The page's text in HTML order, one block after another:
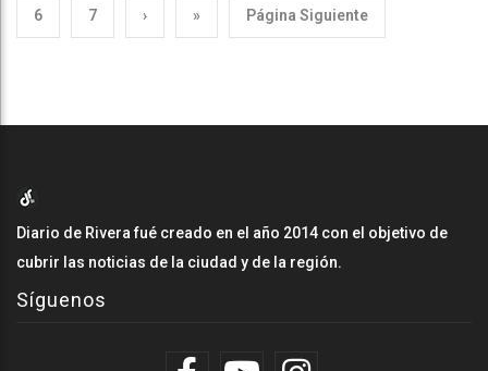
6 7 › » Página Siguiente
Diario de Rivera fué creado en el año 2014 con el objetivo de
cubrir las noticias de la ciudad y de la región.
Síguenos